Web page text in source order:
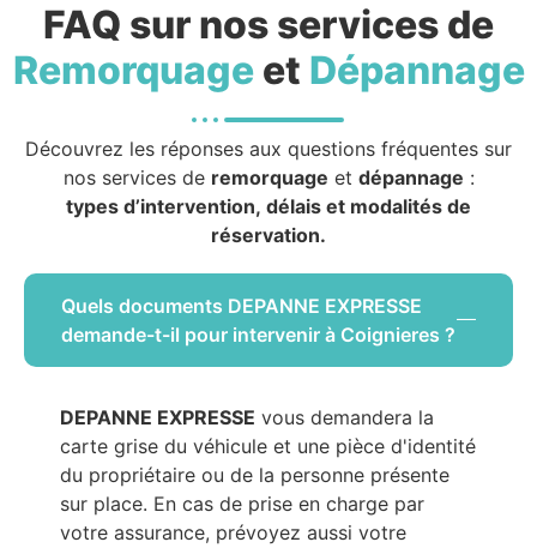
FAQ sur nos services de
Remorquageet Dépannage
Découvrez les réponses aux questions fréquentes sur
nos services de remorquage et dépannage :
types d’intervention, délais et modalités de
réservation.
Quels documents DEPANNE EXPRESSE
demande-t-il pour intervenir à Coignieres ?
DEPANNE EXPRESSE vous demandera la
carte grise du véhicule et une pièce d'identité
du propriétaire ou de la personne présente
sur place. En cas de prise en charge par
votre assurance, prévoyez aussi votre